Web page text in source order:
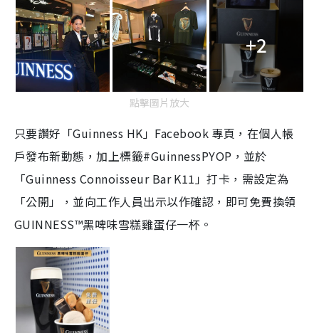
+2
點擊圖片放大
只要讚好「Guinness HK」Facebook 專頁，在個人帳
戶發布新動態，加上標籤#GuinnessPYOP，並於
「Guinness Connoisseur Bar K11」打卡，需設定為
「公開」，並向工作人員出示以作確認，即可免費換領
GUINNESS™黑啤味雪糕雞蛋仔一杯。